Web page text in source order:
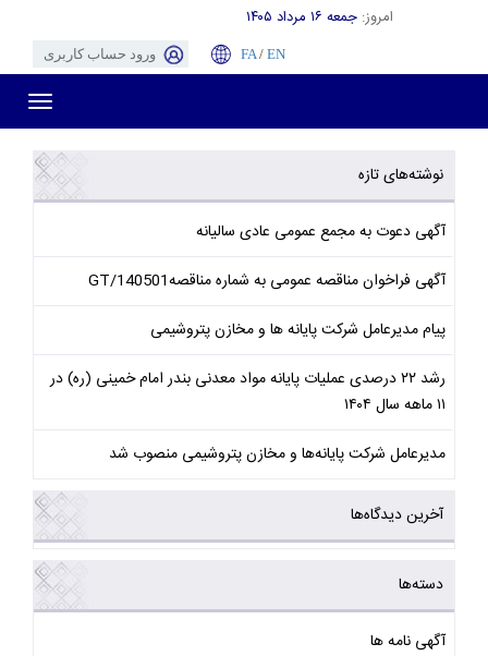
امروز: جمعه ۱۶ مرداد ۱۴۰۵
FA/ EN ورود حساب کاربری
نوشته‌های تازه
آگهی دعوت به مجمع عمومی عادی سالیانه
آگهی فراخوان مناقصه عمومی به شماره مناقصهGT/140501
پیام مدیرعامل شرکت پایانه ها و مخازن پتروشیمی
رشد ۲۲ درصدی عملیات پایانه مواد معدنی بندر امام خمینی (ره) در
۱۱ ماهه سال ۱۴۰۴
مدیرعامل شرکت پایانه‌ها و مخازن پتروشیمی منصوب شد
آخرین دیدگاه‌ها
دسته‌ها
آگهی نامه ها